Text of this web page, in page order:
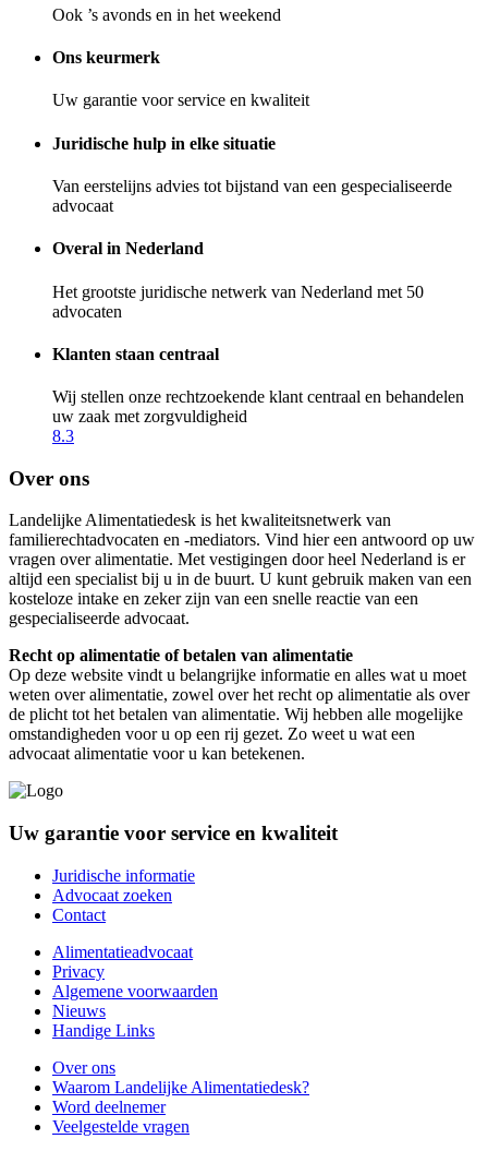
Ook ’s avonds en in het weekend
Ons keurmerk
Uw garantie voor service en kwaliteit
Juridische hulp in elke situatie
Van eerstelijns advies tot bijstand van een gespecialiseerde
advocaat
Overal in Nederland
Het grootste juridische netwerk van Nederland met 50
advocaten
Klanten staan centraal
Wij stellen onze rechtzoekende klant centraal en behandelen
uw zaak met zorgvuldigheid
8.3
Over ons
Landelijke Alimentatiedesk is het kwaliteitsnetwerk van
familierechtadvocaten en -mediators. Vind hier een antwoord op uw
vragen over alimentatie. Met vestigingen door heel Nederland is er
altijd een specialist bij u in de buurt. U kunt gebruik maken van een
kosteloze intake en zeker zijn van een snelle reactie van een
gespecialiseerde advocaat.
Recht op alimentatie of betalen van alimentatie
Op deze website vindt u belangrijke informatie en alles wat u moet
weten over alimentatie, zowel over het recht op alimentatie als over
de plicht tot het betalen van alimentatie. Wij hebben alle mogelijke
omstandigheden voor u op een rij gezet. Zo weet u wat een
advocaat alimentatie voor u kan betekenen.
Uw garantie voor service en kwaliteit
Juridische informatie
Advocaat zoeken
Contact
Alimentatieadvocaat
Privacy
Algemene voorwaarden
Nieuws
Handige Links
Over ons
Waarom Landelijke Alimentatiedesk?
Word deelnemer
Veelgestelde vragen